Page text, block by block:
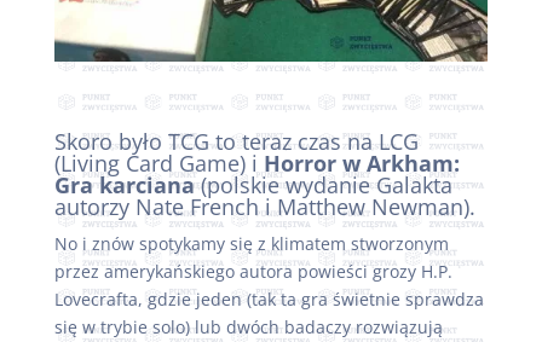
Skoro było TCG to teraz czas na LCG
(Living Card Game) i Horror w Arkham:
Gra karciana(polskie wydanie Galakta
autorzy Nate French i Matthew Newman).
No i znów spotykamy się z klimatem stworzonym
przez amerykańskiego autora powieści grozy H.P.
Lovecrafta, gdzie jeden (tak ta gra świetnie sprawdza
się w trybie solo) lub dwóch badaczy rozwiązują